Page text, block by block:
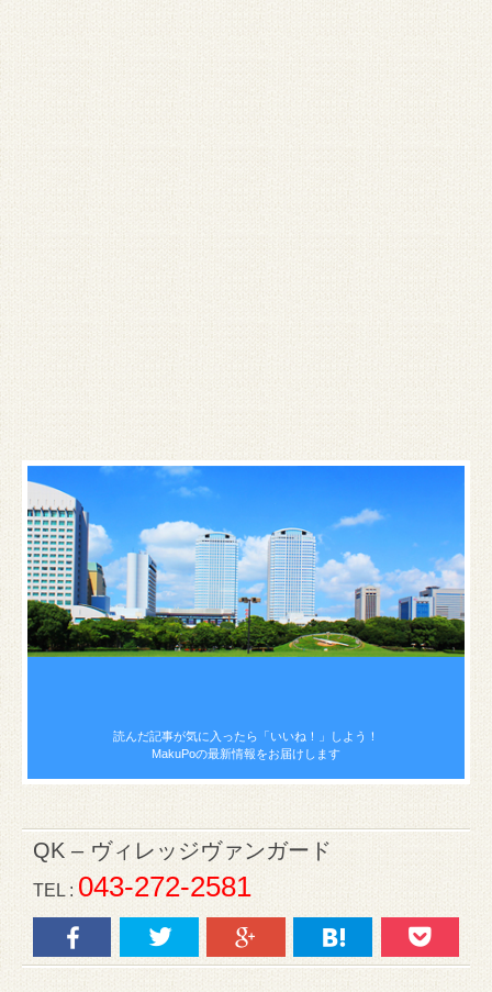
読んだ記事が気に入ったら 「いいね！」しよう！
MakuPoの最新情報をお届けします
QK – ヴィレッジヴァンガード
TEL :043-272-2581